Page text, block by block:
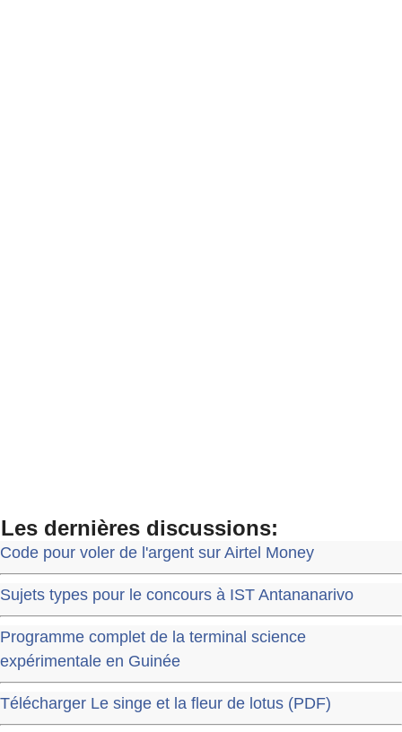
Les dernières discussions:
Code pour voler de l'argent sur Airtel Money
Sujets types pour le concours à IST Antananarivo
Programme complet de la terminal science
expérimentale en Guinée
Télécharger Le singe et la fleur de lotus (PDF)